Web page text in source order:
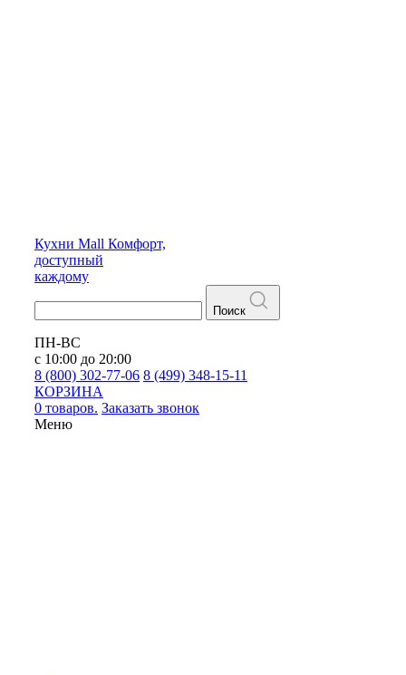
Кухни Mall Комфорт,
доступный
каждому
Поиск
ПН-ВС
с 10:00 до 20:00
8 (800) 302-77-06 8 (499) 348-15-11
КОРЗИНА
0 товаров. Заказать звонок
Меню